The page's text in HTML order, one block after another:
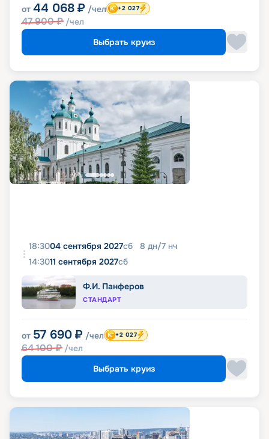
от 44 068 ₽ /чел
47 900₽ /чел
+2 027
Выбрать круиз
18:3004 сентября 2027сб 8 дн/7 нч
14:3011 сентября 2027сб
Ф.И. Панферов
СТАНДАРТ
от 57 690 ₽ /чел
64 100₽ /чел
+2 027
Выбрать круиз